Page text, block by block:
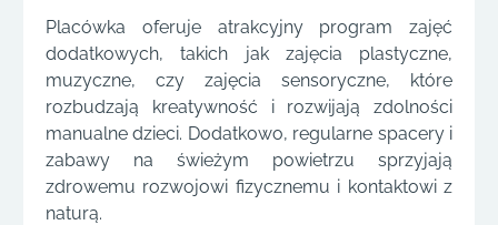
Placówka oferuje atrakcyjny program zajęć
dodatkowych, takich jak zajęcia plastyczne,
muzyczne, czy zajęcia sensoryczne, które
rozbudzają kreatywność i rozwijają zdolności
manualne dzieci. Dodatkowo, regularne spacery i
zabawy na świeżym powietrzu sprzyjają
zdrowemu rozwojowi fizycznemu i kontaktowi z
naturą.